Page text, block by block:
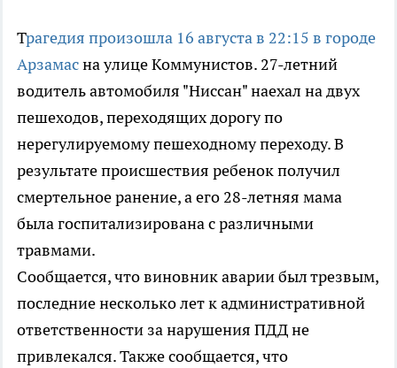
Трагедия произошла 16 августа в 22:15 в городе
Арзамасна улице Коммунистов. 27-летний
водитель автомобиля "Ниссан" наехал на двух
пешеходов, переходящих дорогу по
нерегулируемому пешеходному переходу. В
результате происшествия ребенок получил
смертельное ранение, а его 28-летняя мама
была госпитализирована с различными
травмами.
Сообщается, что виновник аварии был трезвым,
последние несколько лет к административной
ответственности за нарушения ПДД не
привлекался. Также сообщается, что